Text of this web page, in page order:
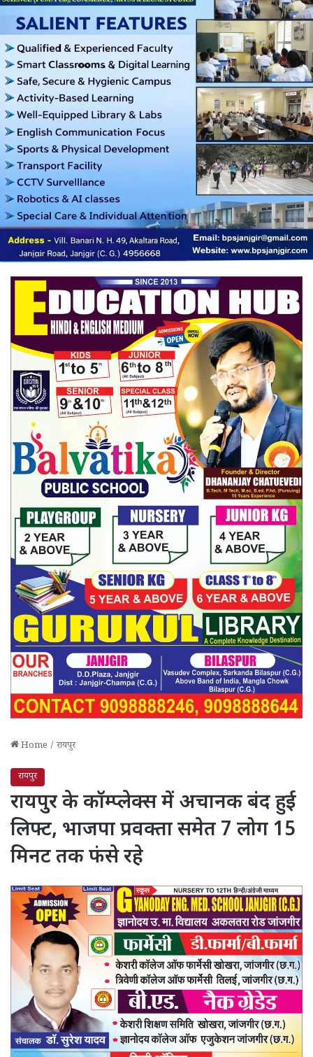
Home / रायपुर
रायपुर
रायपुर के कॉम्प्लेक्स में अचानक बंद हुई
लिफ्ट, भाजपा प्रवक्ता समेत 7 लोग 15
मिनट तक फंसे रहे